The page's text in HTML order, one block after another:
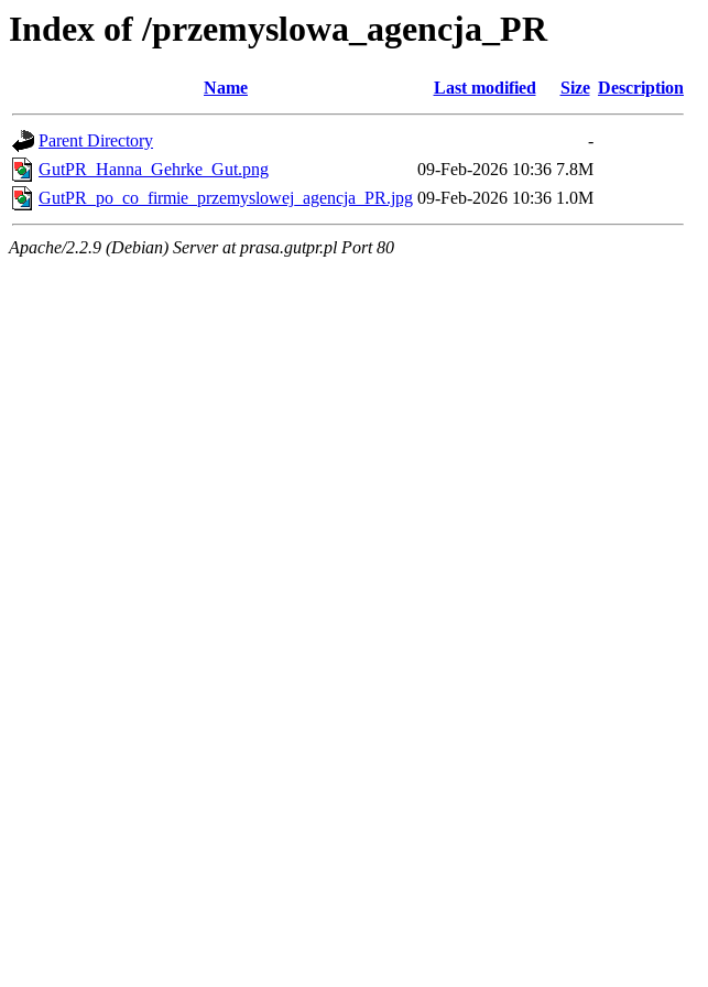
Index of /przemyslowa_agencja_PR
Name Last modified Size Description
Parent Directory
-
GutPR_Hanna_Gehrke_Gut.png
09-Feb-2026 10:36 7.8M
GutPR_po_co_firmie_przemyslowej_agencja_PR.jpg 09-Feb-2026 10:36 1.0M
Apache/2.2.9 (Debian) Server at prasa.gutpr.pl Port 80